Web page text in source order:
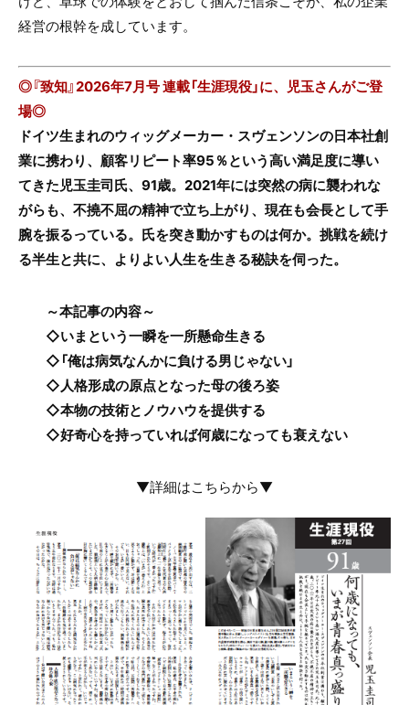
経営の根幹を成しています。
◎『致知』2026年7月号 連載「生涯現役」に、児玉さんがご登
場◎
ドイツ生まれのウィッグメーカー・スヴェンソンの日本社創
業に携わり、顧客リピート率95％という高い満足度に導い
てきた児玉圭司氏、91歳。2021年には突然の病に襲われな
がらも、不撓不屈の精神で立ち上がり、現在も会長として手
腕を振るっている。氏を突き動かすものは何か。挑戦を続け
る半生と共に、よりよい人生を生きる秘訣を伺った。
～本記事の内容～
◇いまという一瞬を一所懸命生きる
◇「俺は病気なんかに負ける男じゃない」
◇人格形成の原点となった母の後ろ姿
◇本物の技術とノウハウを提供する
◇好奇心を持っていれば何歳になっても衰えない
▼詳細はこちらから▼